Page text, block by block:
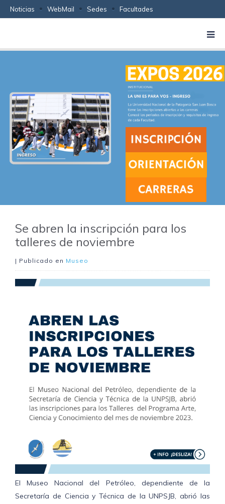
Noticias WebMail Sedes Facultades
Se abren la inscripción para los
talleres de noviembre
| Publicado en Museo
El Museo Nacional del Petróleo, dependiente de la
Secretaría de Ciencia y Técnica de la UNPSJB, abrió las